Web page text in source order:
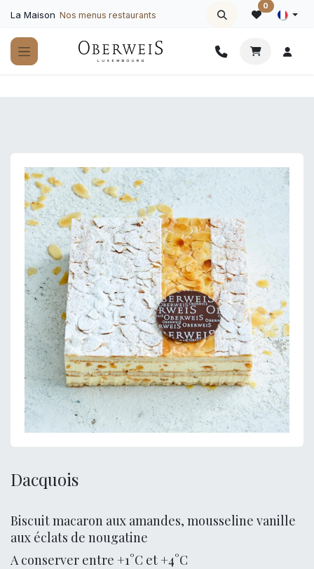
La Maison Nos menus restaurants
0
Dacquois
Biscuit macaron aux amandes, mousseline vanille
aux éclats de nougatine
A conserver entre +1°C et +4°C